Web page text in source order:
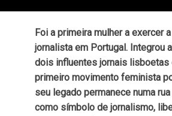
Foi a primeira mulher a exercer
jornalista em Portugal. Integrou
dois influentes jornais
primeiro movimento feminista
seu legado permanece numa
como símbolo de jornalismo,